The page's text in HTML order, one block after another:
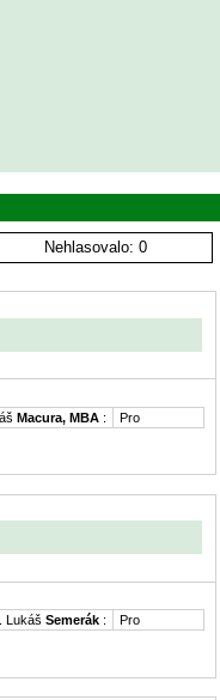
Nehlasovalo: 0
Macura, MBA :
Pro
Lukáš Semerák :
Pro